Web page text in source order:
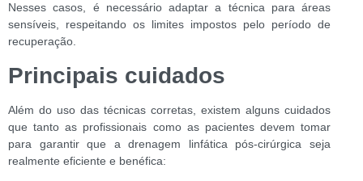
Nesses casos, é necessário adaptar a técnica para áreas
sensíveis, respeitando os limites impostos pelo período de
recuperação.
Principais cuidados
Além do uso das técnicas corretas, existem alguns cuidados
que tanto as profissionais como as pacientes devem tomar
para garantir que a drenagem linfática pós-cirúrgica seja
realmente eficiente e benéfica: